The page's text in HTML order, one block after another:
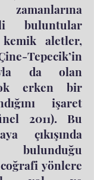
buluntular
aletler,
Tepecik’in
da olan
erken bir
işaret
2011). Bu
çıkışında
bulunduğu
yönlere